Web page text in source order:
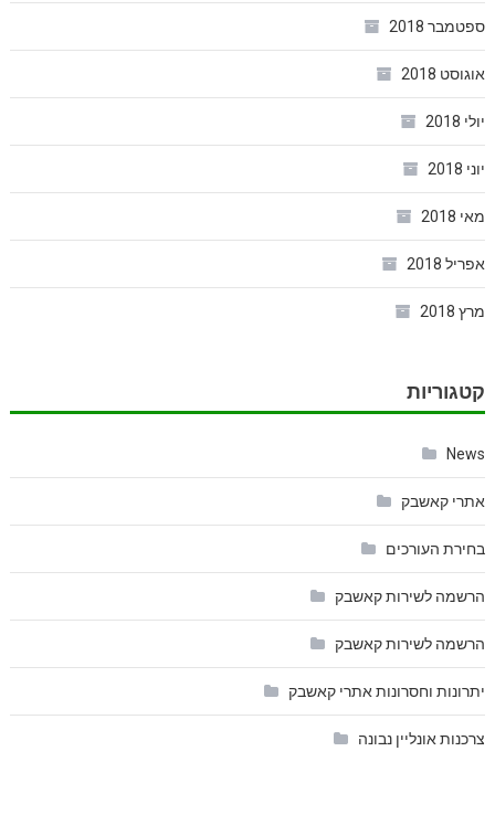
ספטמבר 2018
אוגוסט 2018
יולי 2018
יוני 2018
מאי 2018
אפריל 2018
מרץ 2018
קטגוריות
News
אתרי קאשבק
בחירת העורכים
הרשמה לשירות קאשבק
הרשמה לשירות קאשבק
יתרונות וחסרונות אתרי קאשבק
צרכנות אונליין נבונה